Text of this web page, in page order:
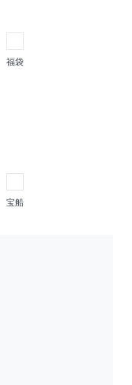
福袋
宝船